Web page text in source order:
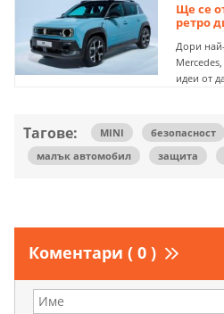
Ще се
ретро
Дори
идеи от
Тагове: MINI безопасност
малък автомобил
защита
Коментари ( 0 )